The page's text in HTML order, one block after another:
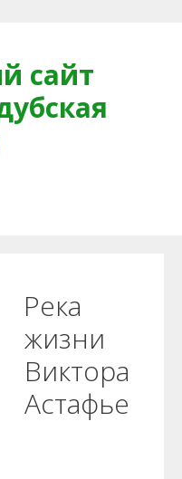
сайт
Река
жизни
Виктора
Астафье